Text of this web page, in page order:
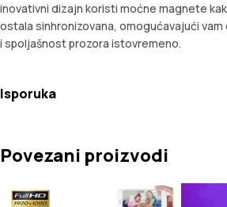
inovativni dizajn koristi moćne magnete
ostala sinhronizovana, omogućavajući
i spoljašnost prozora istovremeno.
Isporuka
Povezani proizvodi